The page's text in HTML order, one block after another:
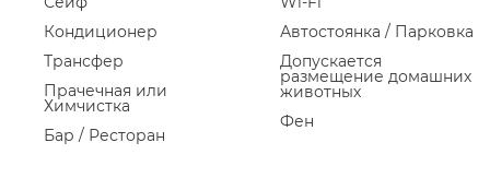
Кондиционер
Трансфер
Прачечная или
Химчистка
Бар / Ресторан
Автостоянка / Парковка
Допускается
размещение домашних
животных
Фен